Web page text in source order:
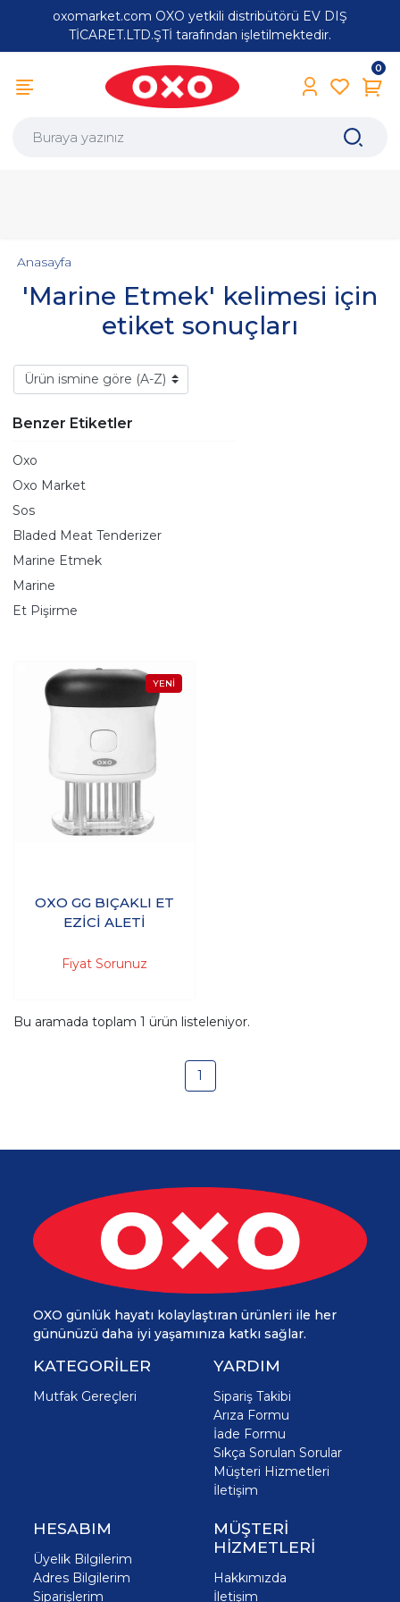
oxomarket.com OXO yetkili distribütörü EV DIŞ
TİCARET.LTD.ŞTİ tarafından işletilmektedir.
0
'Marine Etmek' kelimesi için
etiket sonuçları
Anasayfa
Benzer Etiketler
Oxo
Oxo Market
Sos
Bladed Meat Tenderizer
Marine Etmek
Marine
Et Pişirme
OXO GG BIÇAKLI ET
EZİCİ ALETİ
Fiyat Sorunuz
Bu aramada toplam 1 ürün listeleniyor.
1
OXO günlük hayatı kolaylaştıran ürünleri ile her
gününüzü daha iyi yaşamınıza katkı sağlar.
KATEGORİLER
Mutfak Gereçleri
YARDIM
Sipariş Takibi
Arıza Formu
İade Formu
Sıkça Sorulan Sorular
Müşteri Hizmetleri
İletişim
HESABIM
Üyelik Bilgilerim
Adres Bilgilerim
Siparişlerim
MÜŞTERİ
HİZMETLERİ
Hakkımızda
İletişim